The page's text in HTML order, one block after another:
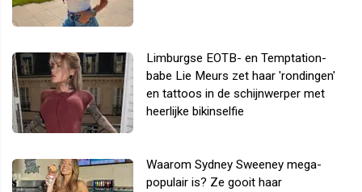
Limburgse EOTB- en Temptation-
babe Lie Meurs zet haar 'rondingen'
en tattoos in de schijnwerper met
heerlijke bikinselfie
Waarom Sydney Sweeney mega-
populair is? Ze gooit haar